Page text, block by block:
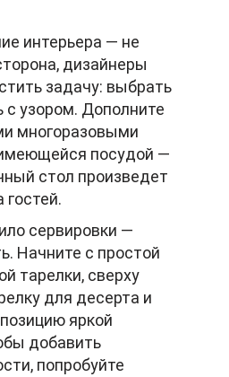
интерьера — не
дизайнеры
задачу: выбрать
с узором. Дополните
многоразовыми
посудой —
стол произведет
гостей.
сервировки —
Начните с простой
тарелки, сверху
для десерта и
яркой
добавить
попробуйте